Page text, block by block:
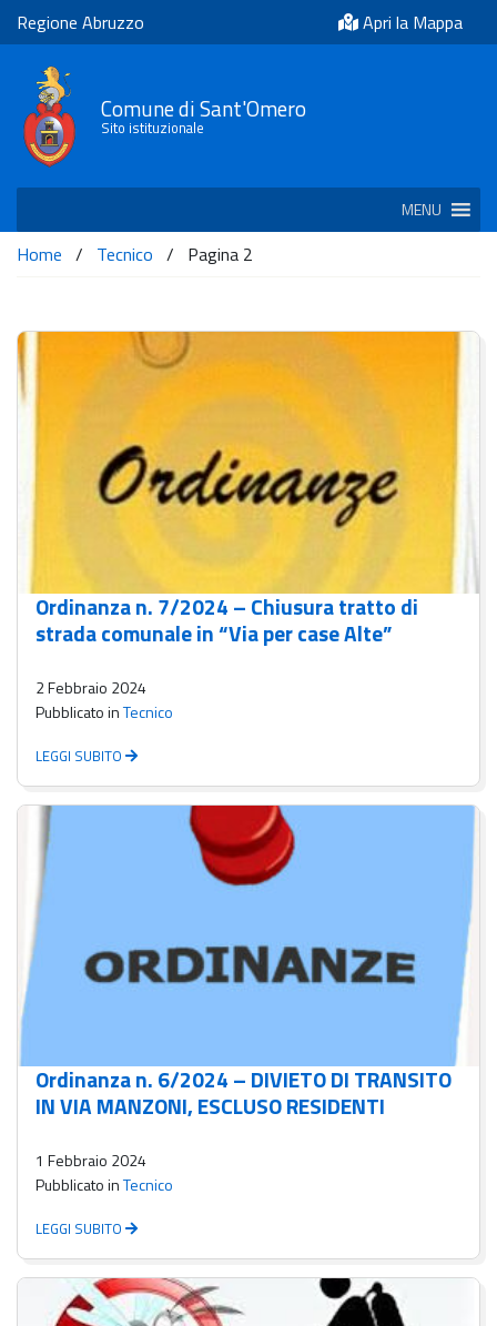
Regione Abruzzo Apri la Mappa
Comune di Sant'Omero
Sito istituzionale
MENU
Home / Tecnico / Pagina 2
Ordinanza n. 7/2024 – Chiusura tratto di
strada comunale in “Via per case Alte”
2 Febbraio 2024
Pubblicato inTecnico
LEGGI SUBITO
Ordinanza n. 6/2024 – DIVIETO DI TRANSITO
IN VIA MANZONI, ESCLUSO RESIDENTI
1 Febbraio 2024
Pubblicato inTecnico
LEGGI SUBITO